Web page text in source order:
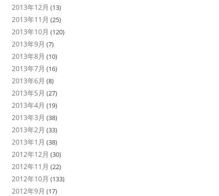
2013年12月 (13)
2013年11月 (25)
2013年10月 (120)
2013年9月 (7)
2013年8月 (10)
2013年7月 (16)
2013年6月 (8)
2013年5月 (27)
2013年4月 (19)
2013年3月 (38)
2013年2月 (33)
2013年1月 (38)
2012年12月 (30)
2012年11月 (22)
2012年10月 (133)
2012年9月 (17)